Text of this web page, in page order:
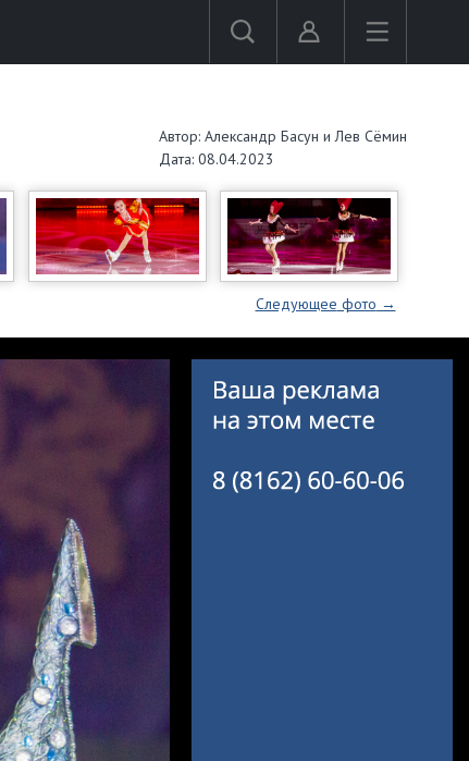
Автор: Александр Басун и Лев Сёмин
Дата: 08.04.2023
Следующее фото →